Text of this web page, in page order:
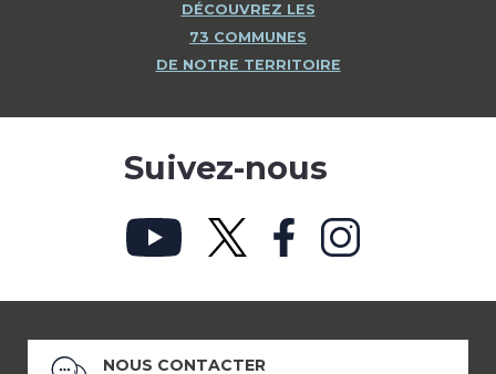
DÉCOUVREZ LES
73 COMMUNES
DE NOTRE TERRITOIRE
Suivez-nous
NOUS CONTACTER